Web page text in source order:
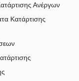
Ανέργων
Κατάρτισης